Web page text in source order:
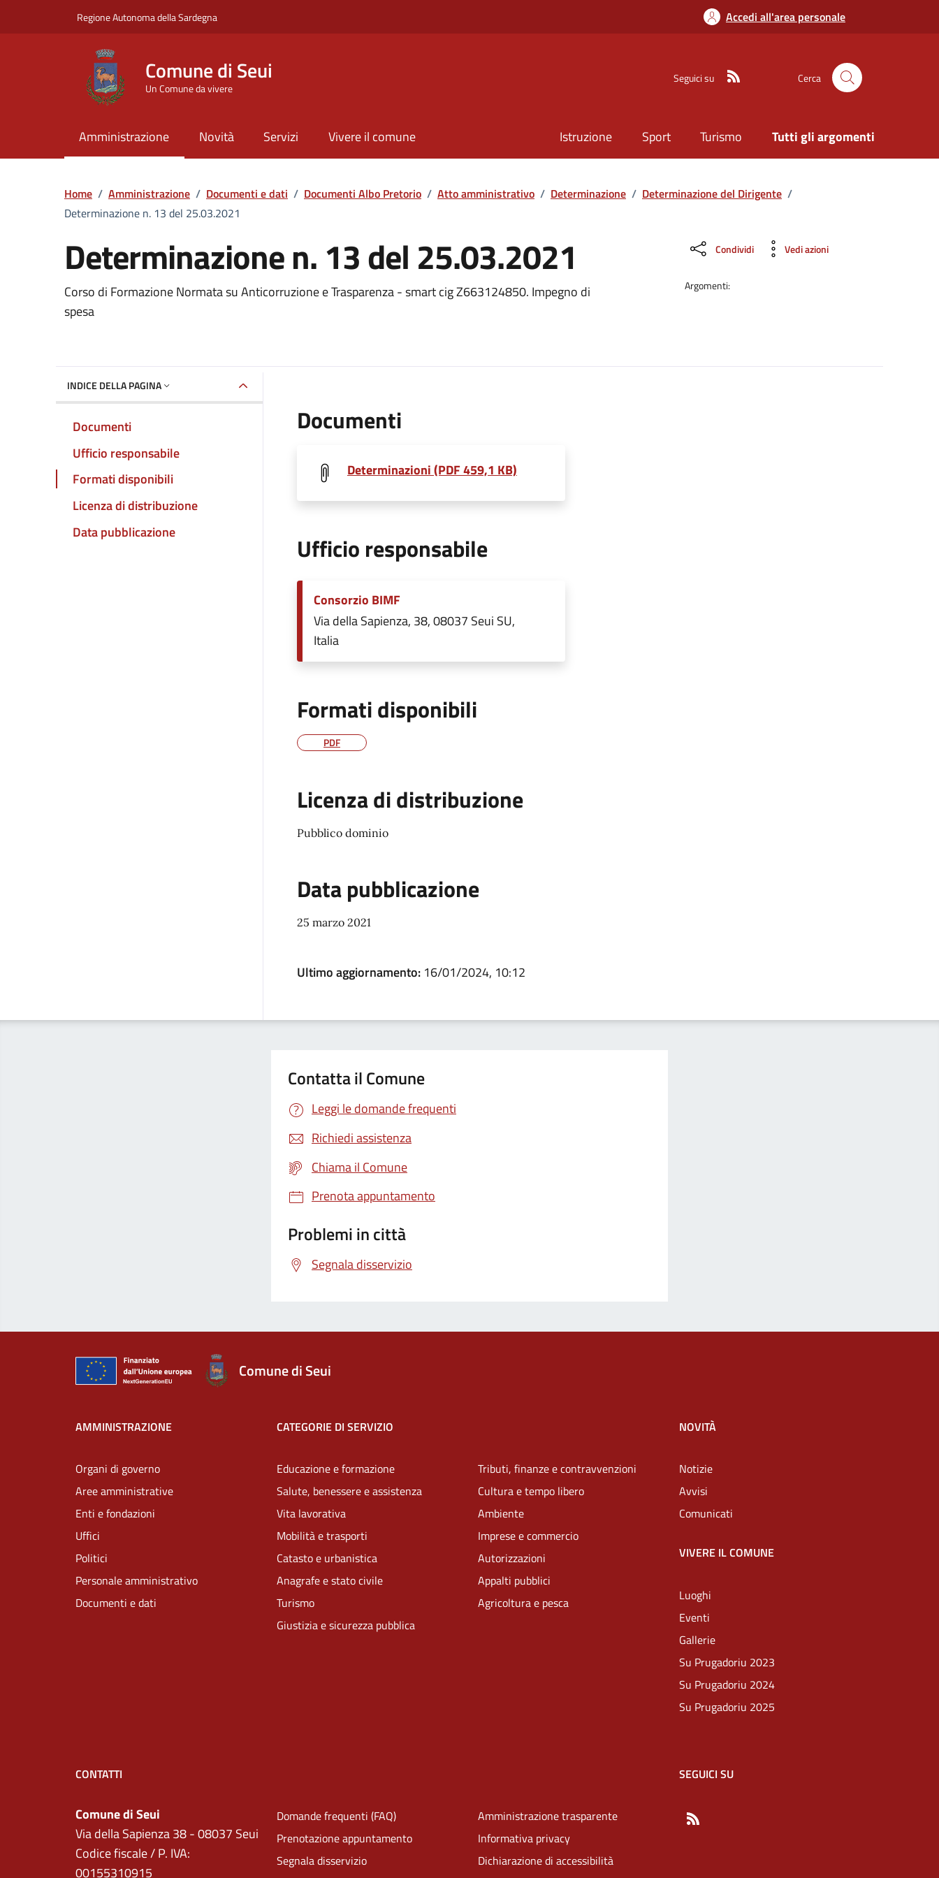
Regione Autonoma della Sardegna Accedi all'area personale
Comune di Seui
Un Comune da vivere
Seguici su Cerca
Amministrazione Novità Servizi Vivere il comune Istruzione Sport Turismo Tutti gli argomenti
Home / Amministrazione / Documenti e dati / Documenti Albo Pretorio / Atto amministrativo / Determinazione / Determinazione del Dirigente /
Determinazione n. 13 del 25.03.2021
Determinazione n. 13 del 25.03.2021
Dettaglio del documento
Corso di Formazione Normata su Anticorruzione e Trasparenza - smart cig Z663124850. Impegno di
spesa
Condividi Vedi azioni
Argomenti:
INDICE DELLA PAGINA
Documenti
Ufficio responsabile
Formati disponibili
Licenza di distribuzione
Data pubblicazione
Documenti
Determinazioni (PDF 459,1 KB)
Ufficio responsabile
Consorzio BIMF
Via della Sapienza, 38, 08037 Seui SU,
Italia
Formati disponibili
PDF
Licenza di distribuzione
Pubblico dominio
Data pubblicazione
25 marzo 2021
Ultimo aggiornamento: 16/01/2024, 10:12
Contatta il Comune
Leggi le domande frequenti
Richiedi assistenza
Chiama il Comune
Prenota appuntamento
Problemi in città
Segnala disservizio
Comune di Seui
AMMINISTRAZIONE
Organi di governo
Aree amministrative
Enti e fondazioni
Uffici
Politici
Personale amministrativo
Documenti e dati
CATEGORIE DI SERVIZIO
Educazione e formazione
Salute, benessere e assistenza
Vita lavorativa
Mobilità e trasporti
Catasto e urbanistica
Anagrafe e stato civile
Turismo
Giustizia e sicurezza pubblica
Tributi, finanze e contravvenzioni
Cultura e tempo libero
Ambiente
Imprese e commercio
Autorizzazioni
Appalti pubblici
Agricoltura e pesca
NOVITÀ
Notizie
Avvisi
Comunicati
VIVERE IL COMUNE
Luoghi
Eventi
Gallerie
Su Prugadoriu 2023
Su Prugadoriu 2024
Su Prugadoriu 2025
CONTATTI
Comune di Seui
Via della Sapienza 38 - 08037 Seui
Codice fiscale / P. IVA:
00155310915
Domande frequenti (FAQ)
Prenotazione appuntamento
Segnala disservizio
Amministrazione trasparente
Informativa privacy
Dichiarazione di accessibilità
SEGUICI SU